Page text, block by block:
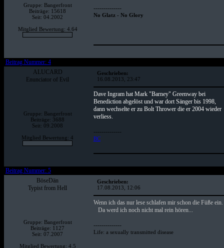
Gruppe: Bangerfront
Beiträge: 15618
Seit: 04.2002
Mitglied Bewertung: 4.64
--------------
No Glatz - No Glory
Beitrag Nummer: 4
ALUCARD
Enunciator of Evil
Gruppe: Bangerfront
Beiträge: 3688
Seit: 09.2008
Mitglied Bewertung: 4
Geschrieben:
16.08.2013, 23:47
Dave Ingram hat Mark "Barney" Greenway bei
Benediction abgelöst und war dort Sänger bis 1998,
dann wechselte er zu Bolt Thrower die er 2004 wieder
verliess.
--------------
BC
Beitrag Nummer: 5
BöseDän
Typist from Hell
Gruppe: Bangerfront
Beiträge: 1127
Seit: 07.2007
Mitglied Bewertung: 4.5
Geschrieben:
17.08.2013, 12:06
Wenn ich das nur lese schlafen mir schon die Füße ein.
Da werd ich noch nicht mal rein hören...
--------------
Life: a sexually transmitted disease